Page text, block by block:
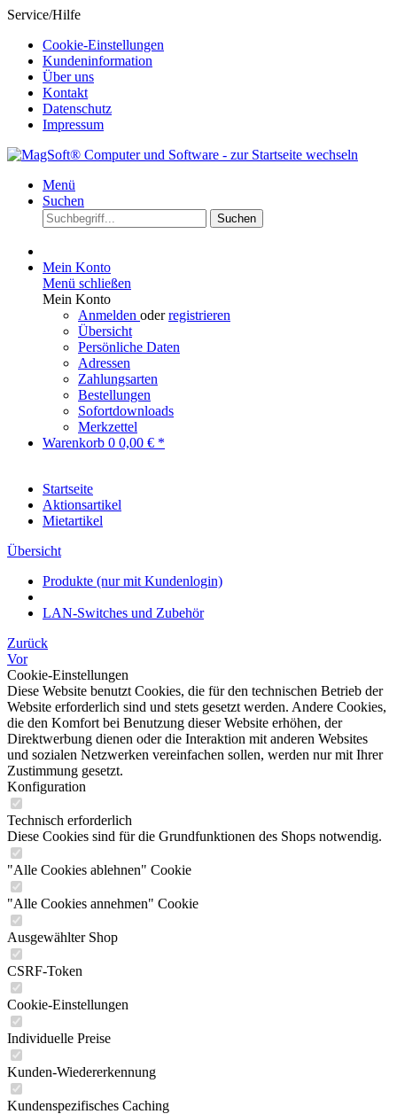
Service/Hilfe
Cookie-Einstellungen
Kundeninformation
Über uns
Kontakt
Datenschutz
Impressum
Menü
Suchen
Suchen
Mein Konto
Menü schließen
Mein Konto
Anmelden oderregistrieren
Übersicht
Persönliche Daten
Adressen
Zahlungsarten
Bestellungen
Sofortdownloads
Merkzettel
Warenkorb 0 0,00 € *
Startseite
Aktionsartikel
Mietartikel
Übersicht
Produkte (nur mit Kundenlogin)
LAN-Switches und Zubehör
Zurück
Vor
Cookie-Einstellungen
Diese Website benutzt Cookies, die für den technischen Betrieb der
Website erforderlich sind und stets gesetzt werden. Andere Cookies,
die den Komfort bei Benutzung dieser Website erhöhen, der
Direktwerbung dienen oder die Interaktion mit anderen Websites
und sozialen Netzwerken vereinfachen sollen, werden nur mit Ihrer
Zustimmung gesetzt.
Konfiguration
Technisch erforderlich
Diese Cookies sind für die Grundfunktionen des Shops notwendig.
"Alle Cookies ablehnen" Cookie
"Alle Cookies annehmen" Cookie
Ausgewählter Shop
CSRF-Token
Cookie-Einstellungen
Individuelle Preise
Kunden-Wiedererkennung
Kundenspezifisches Caching